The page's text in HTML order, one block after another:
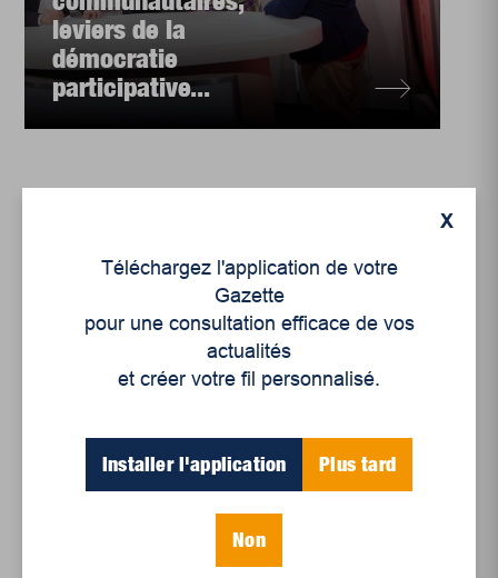
leviers de la
démocratie
participative...
Enjeux sociaux
Crise des médias : au-
delà du financement
X
Téléchargez l'application de votre
Gazette
pour une consultation efficace de vos
actualités
et créer votre fil personnalisé.
Installer l'application Plus tard
Non